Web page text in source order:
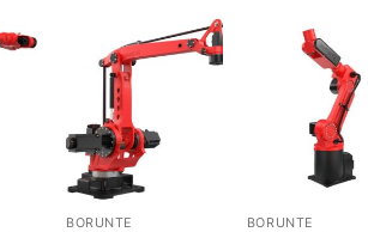
BORUNTE BORUNTE